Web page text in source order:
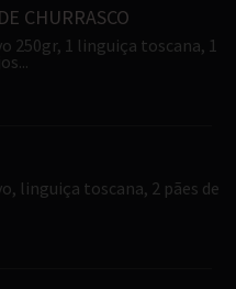
CHURRASCO
250gr, 1 linguiça toscana, 1
linguiça toscana, 2 pães de